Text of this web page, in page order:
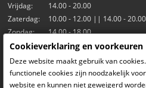
Vrijdag:
14.00 - 20.00
Zaterdag:
10.00 - 12.00 || 14.00 - 20.00
Zondag:
14.00 - 18.00
Onze activiteiten
Indoorhal Hangar7
Cookieverklaring en voorkeuren
Deze website maakt gebruik van
functionele cookies zijn noodzakelijk
website en kunnen niet geweigerd